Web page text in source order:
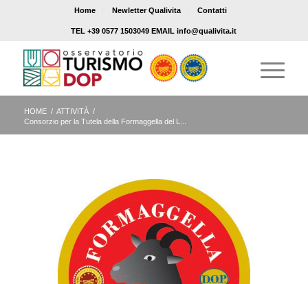
Home Newletter Qualivita Contatti
TEL +39 0577 1503049 EMAIL info@qualivita.it
HOME / ATTIVITÀ /
Consorzio per la Tutela della Formaggella del L...